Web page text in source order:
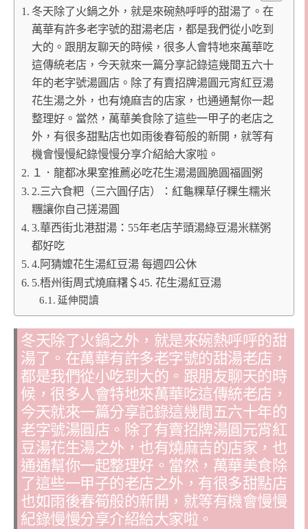
冬天除了火鍋之外，就是來碗熱呼呼的甜湯了。在
萬華有許多老字號的甜湯老店，都是我們從小吃到
大的。跟朋友聊天的時候，很多人會特地來萬華吃
這傳統老店，今天就來一篇分享記錄這幾間五六十
年的老字號湯圓店。除了有賣招牌湯圓元宵紅豆湯
花生湯之外，也有燒麻吉的店家，也通通幫你一起
整理好。當然，萬華美食除了這些一甲子的老店之
外，有很多甜點店也如雨後春筍般的新開，就等有
機會慢慢紀錄慢慢分享介紹給大家啦。
１．龍都冰果室推薦必吃花生湯湯圓脆圓福圓粥
2.三六食粑（三六圓仔店）：紅龜粿草仔粿生糯米
糰讓你自己搓湯圓
3.華西街北港甜湯：55年老店芋頭湯綠豆湯米糕粥
都好吃
4.阿猜嬤花生湯紅豆湯 每週四公休
5.梧州街周式燒麻糬＄45. 花生湯紅豆湯
延伸閱讀
冬天除了火鍋之外，就是來碗熱呼呼的甜
湯了。在萬華有許多老字號的甜湯老店，
都是我們從小吃到大的。跟朋友聊天的時
候，很多人會特地來萬華吃這傳統老店，
今天就來一篇分享記錄這幾間五六十年的
老字號湯圓店。除了有賣招牌湯圓元宵紅
豆湯花生湯之外，也有燒麻吉的店家，也
通通幫你一起整理好。當然，萬華美食除
了這些一甲子的老店之外，有很多甜點店
也如雨後春筍般的新開，就等有機會慢慢
紀錄慢慢分享介紹給大家啦。